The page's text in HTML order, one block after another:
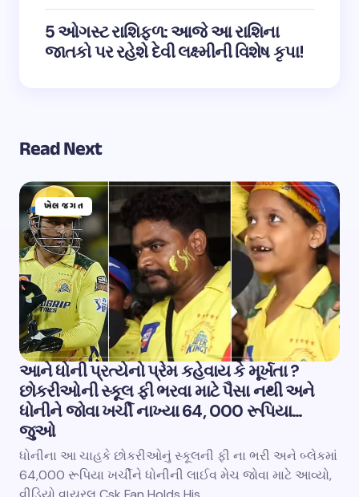
5 ઓગસ્ટ રાશિફળ: આજે આ રાશિના
જાતકો પર રહેશે દેવી લક્ષ્મીની વિશેષ કૃપા!
Read Next
ખેલ જગત
આને ધોની પ્રત્યેનો પ્રેમ કહેવાય કે મૂર્ખતા ?
છોકરીઓની સ્કૂલ ફી ભરવા માટે પૈસા નથી અને
ધોનીને જોવા ખર્ચી નાખ્યા 64, 000 રૂપિયા…
જુઓ
ધોનીના આ ચાહકે છોકરીઓનું સ્કૂલની ફી ના ભરી અને બ્લેકમાં
64,000 રૂપિયા ખર્ચીને ધોનીની લાઈવ મેચ જોવા માટે આવ્યો,